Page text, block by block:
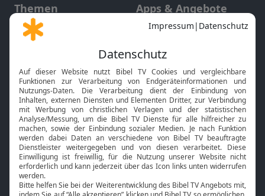
Themen
Gott und Bibel erklärt
Neuigkeiten
Apps & Angebote
Mobile App
Smart TV
HbbTV
Bibelthek Online-Bibel
Nächster Gottesdienst
Bibel TV
Über uns
Service
Kontakt